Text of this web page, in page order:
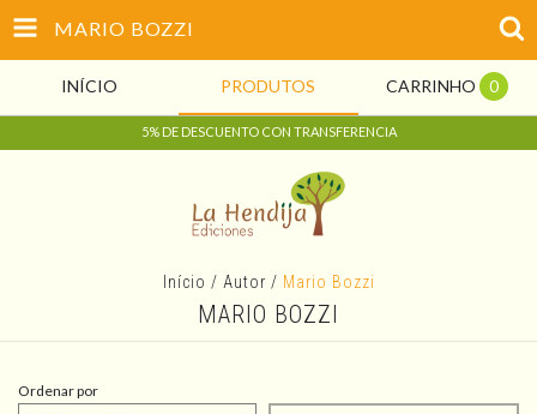
MARIO BOZZI
INÍCIO PRODUTOS CARRINHO 0
5% DE DESCUENTO CON TRANSFERENCIA
Início / Autor / Mario Bozzi
MARIO BOZZI
Ordenar por